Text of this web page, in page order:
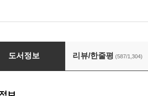
속성 400쇄 리커버
도서정보 리뷰/한줄평 (587/1,304)